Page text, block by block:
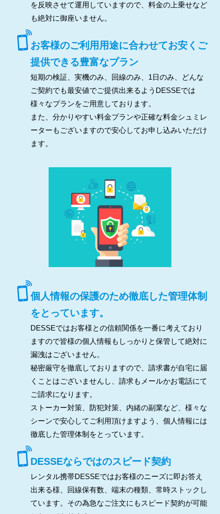
を反映させて運用していますので、料金の上乗せなど
も絶対に御座いません。
お客様のご利用用途に合わせてお安くご
提供できる豊富なプラン
短期の検証、実機のみ、回線のみ、1日のみ、どんな
ご契約でも最安値でご提供出来るようDESSEでは
様々なプランをご用意しております。
また、分かりやすい料金プランや正確な料金シュミレ
ーターもございますので安心してお申し込みいただけ
ます。
個人情報の保護のため徹底した管理体制
をとっています。
DESSEではお客様との信頼関係を一番に考えており
ますので皆様の個人情報もしっかりと保管して絶対に
漏洩はございません。
秘密厳守を徹底しておりますので、請求書が自宅に届
くことはございませんし、請求もメールかお電話にて
ご請求になります。
ストーカー対策、防犯対策、内緒の副業など、様々な
シーンで安心してご利用頂けますよう、個人情報には
徹底した管理体制をとっています。
DESSEならではのスピード契約
レンタル携帯DESSEではお客様のニーズに即お答え
出来る様、回線保有数、端末の種類、常時ストックし
ています。その為急なご注文にもスピード契約が可能